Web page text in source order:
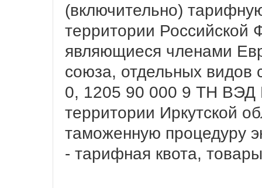
(включительно)
территории Российской
являющиеся членами
союза, отдельных видов
0, 1205 90 000 9 ТН ВЭД
территории Иркутской
таможенную процедуру
- тарифная квота,